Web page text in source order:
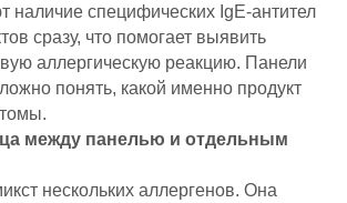
наличие специфических IgE-антител
сразу, что помогает выявить
аллергическую реакцию. Панели
понять, какой именно продукт
между панелью и отдельным
нескольких аллергенов. Она